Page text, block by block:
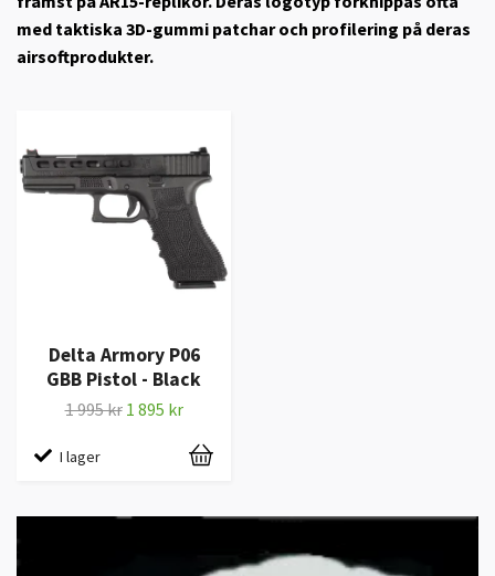
med taktiska 3D-gummi patchar och profilering på deras
airsoftprodukter.
Delta Armory P06
GBB Pistol - Black
1 995 kr 1 895 kr
I lager